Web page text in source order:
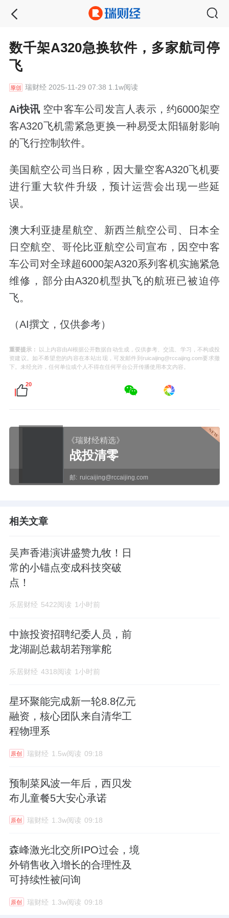
数千架A320急换软件，多家航司停
飞
瑞财经2025-11-29 07:38 1.1w阅读
Ai快讯 空中客车公司发言人表示，约6000架空
客A320飞机需紧急更换一种易受太阳辐射影响
的飞行控制软件。
美国航空公司当日称，因大量空客A320飞机要
进行重大软件升级，预计运营会出现一些延
误。
澳大利亚捷星航空、新西兰航空公司、日本全
日空航空、哥伦比亚航空公司宣布，因空中客
车公司对全球超6000架A320系列客机实施紧急
维修，部分由A320机型执飞的航班已被迫停
飞。
（AI撰文，仅供参考）
重要提示：
以上内容由AI根据公开数据自动生成，仅供参考、交流、学习，不构成投
资建议。如不希望您的内容在本站出现，可发邮件到ruicaijing@rccaijing.com要求撤
下。未经允许，任何单位或个人不得在任何平台公开传播使用本文内容。
20
《瑞财经精选》
战投清零
邮: ruicaijing@rccaijing.com
相关文章
吴声香港演讲盛赞九牧！日
常的小锚点变成科技突破
点！
乐居财经 5422阅读 1小时前
中旅投资招聘纪委人员，前
龙湖副总裁胡若翔掌舵
乐居财经 4318阅读 1小时前
星环聚能完成新一轮8.8亿元
融资，核心团队来自清华工
程物理系
原创 瑞财经 1.5w阅读 09:18
预制菜风波一年后，西贝发
布儿童餐5大安心承诺
原创 瑞财经 1.3w阅读 09:18
森峰激光北交所IPO过会，境
外销售收入增长的合理性及
可持续性被问询
原创 瑞财经 1.3w阅读 09:18